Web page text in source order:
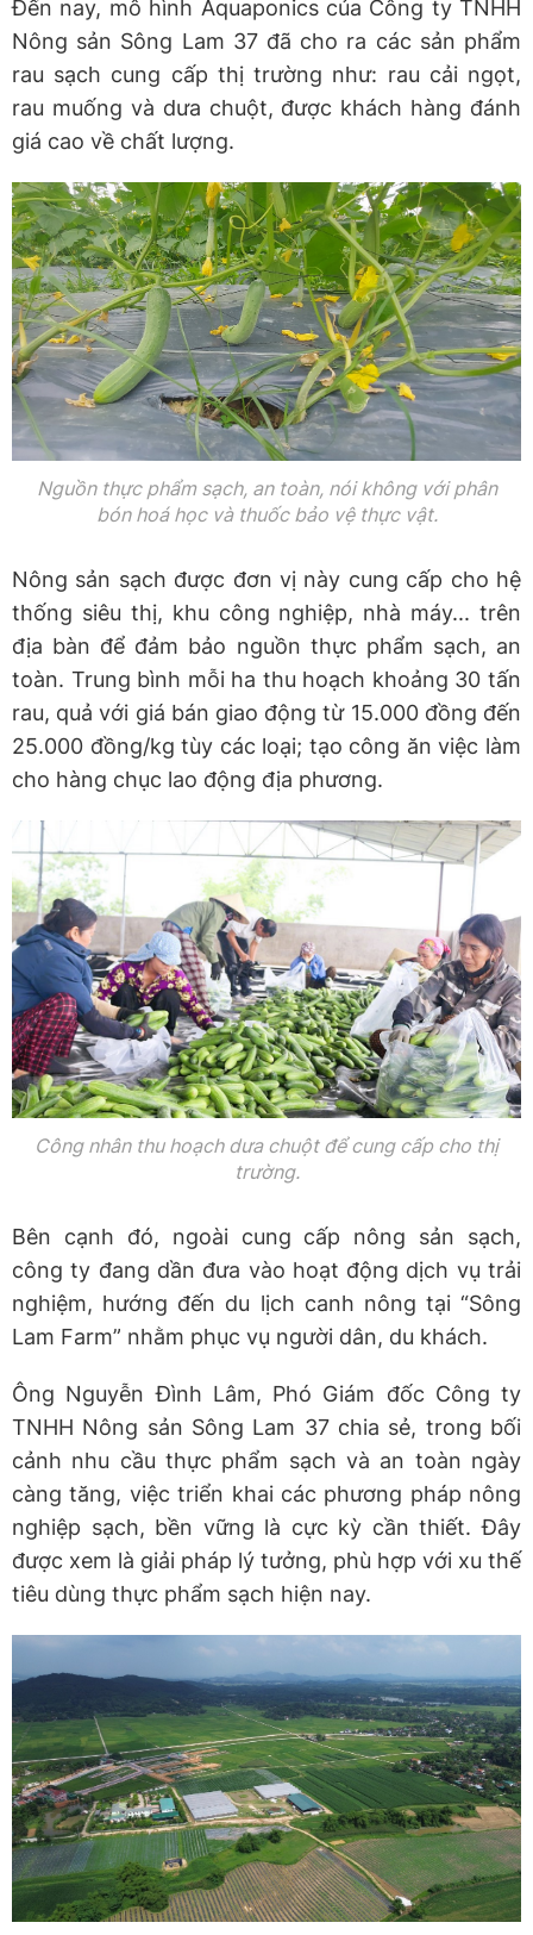
Đến nay, mô hình Aquaponics của Công ty TNHH
Nông sản Sông Lam 37 đã cho ra các sản phẩm
rau sạch cung cấp thị trường như: rau cải ngọt,
rau muống và dưa chuột, được khách hàng đánh
giá cao về chất lượng.
Nguồn thực phẩm sạch, an toàn, nói không với phân
bón hoá học và thuốc bảo vệ thực vật.
Nông sản sạch được đơn vị này cung cấp cho hệ
thống siêu thị, khu công nghiệp, nhà máy... trên
địa bàn để đảm bảo nguồn thực phẩm sạch, an
toàn. Trung bình mỗi ha thu hoạch khoảng 30 tấn
rau, quả với giá bán giao động từ 15.000 đồng đến
25.000 đồng/kg tùy các loại; tạo công ăn việc làm
cho hàng chục lao động địa phương.
Công nhân thu hoạch dưa chuột để cung cấp cho thị
trường.
Bên cạnh đó, ngoài cung cấp nông sản sạch,
công ty đang dần đưa vào hoạt động dịch vụ trải
nghiệm, hướng đến du lịch canh nông tại “Sông
Lam Farm” nhằm phục vụ người dân, du khách.
Ông Nguyễn Đình Lâm, Phó Giám đốc Công ty
TNHH Nông sản Sông Lam 37 chia sẻ, trong bối
cảnh nhu cầu thực phẩm sạch và an toàn ngày
càng tăng, việc triển khai các phương pháp nông
nghiệp sạch, bền vững là cực kỳ cần thiết. Đây
được xem là giải pháp lý tưởng, phù hợp với xu thế
tiêu dùng thực phẩm sạch hiện nay.